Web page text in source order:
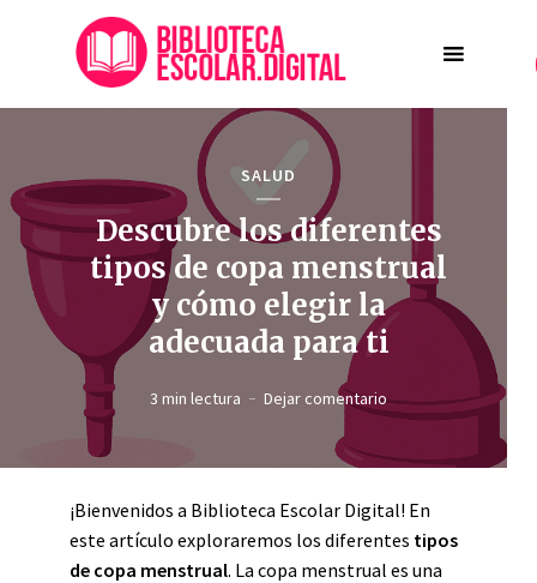
SALUD
Descubre los diferentes
tipos de copa menstrual
y cómo elegir la
adecuada para ti
3 min lectura Dejar comentario
¡Bienvenidos a Biblioteca Escolar Digital! En
este artículo exploraremos los diferentes tipos
de copa menstrual. La copa menstrual es una